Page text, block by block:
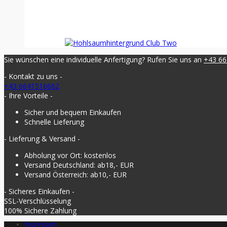
Sie wünschen eine individuelle Anfertigung? Rufen Sie uns an +43
- Kontakt zu uns -
+43 6641516662
- Ihre Vorteile -
Sicher und bequem Einkaufen
Schnelle Lieferung
- Lieferung & Versand -
Abholung vor Ort: kostenlos
Versand Deutschland: ab18,- EUR
Versand Österreich: ab10,- EUR
- Sicheres Einkaufen -
SSL-Verschlüsselung
100% Sichere Zahlung
Impressum